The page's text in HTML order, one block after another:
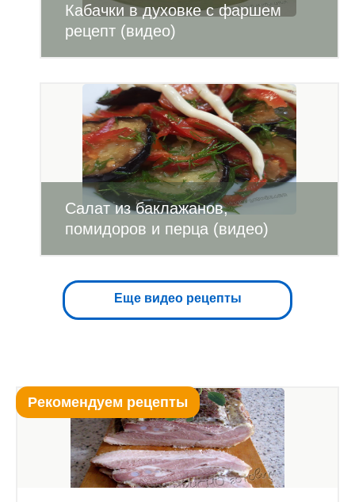
Кабачки в духовке с фаршем
рецепт (видео)
Салат из баклажанов,
помидоров и перца (видео)
Еще видео рецепты
Рекомендуем рецепты